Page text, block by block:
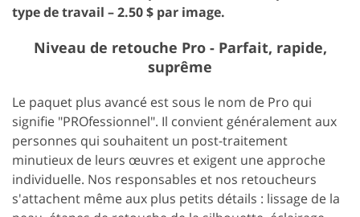
type de travail – 2.50 $ par image.
Niveau de retouche Pro - Parfait, rapide,
suprême
Le paquet plus avancé est sous le nom de Pro qui
signifie "PROfessionnel". Il convient généralement aux
personnes qui souhaitent un post-traitement
minutieux de leurs œuvres et exigent une approche
individuelle. Nos responsables et nos retoucheurs
s'attachent même aux plus petits détails : lissage de la